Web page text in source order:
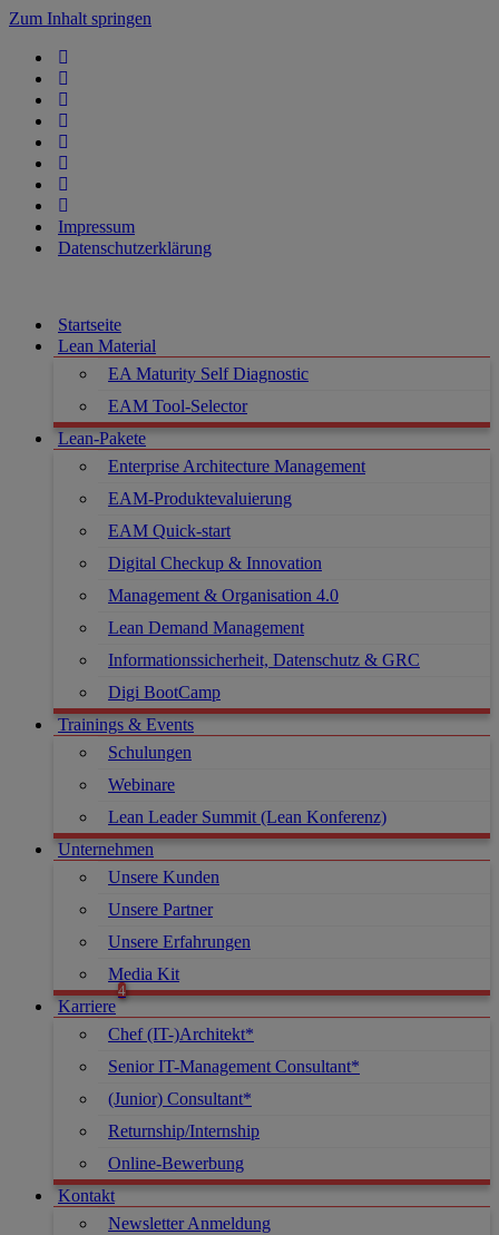
Zum Inhalt springen
Impressum
Datenschutzerklärung
Startseite
Lean Material
EA Maturity Self Diagnostic
EAM Tool-Selector
Lean-Pakete
Enterprise Architecture Management
EAM-Produktevaluierung
EAM Quick-start
Digital Checkup & Innovation
Management & Organisation 4.0
Lean Demand Management
Informationssicherheit, Datenschutz & GRC
Digi BootCamp
Trainings & Events
Schulungen
Webinare
Lean Leader Summit (Lean Konferenz)
Unternehmen
Unsere Kunden
Unsere Partner
Unsere Erfahrungen
Media Kit
Karriere
Chef (IT-)Architekt*
Senior IT-Management Consultant*
(Junior) Consultant*
Returnship/Internship
Online-Bewerbung
Kontakt
Newsletter Anmeldung